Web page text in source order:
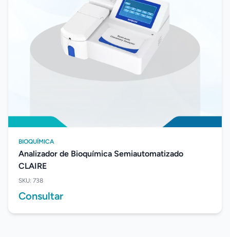
BIOQUÍMICA
Analizador de Bioquímica Semiautomatizado
CLAIRE
SKU: 738
Consultar